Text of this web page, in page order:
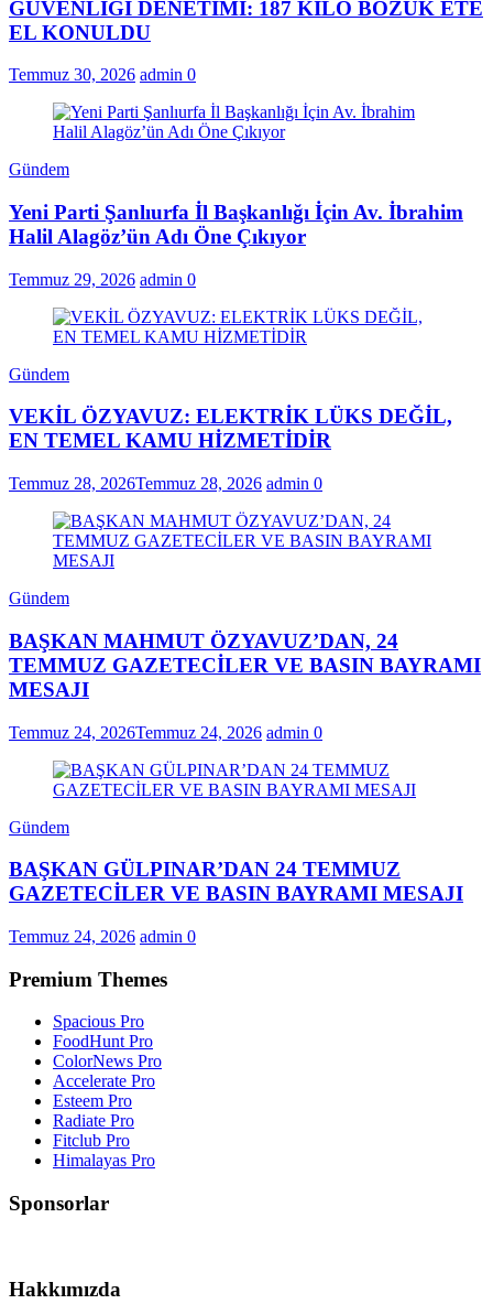
GÜVENLİĞİ DENETİMİ: 187 KİLO BOZUK ETE
EL KONULDU
Temmuz 30, 2026 admin 0
Gündem
Yeni Parti Şanlıurfa İl Başkanlığı İçin Av. İbrahim
Halil Alagöz’ün Adı Öne Çıkıyor
Temmuz 29, 2026 admin 0
Gündem
VEKİL ÖZYAVUZ: ELEKTRİK LÜKS DEĞİL,
EN TEMEL KAMU HİZMETİDİR
Temmuz 28, 2026Temmuz 28, 2026 admin 0
Gündem
BAŞKAN MAHMUT ÖZYAVUZ’DAN, 24
TEMMUZ GAZETECİLER VE BASIN BAYRAMI
MESAJI
Temmuz 24, 2026Temmuz 24, 2026 admin 0
Gündem
BAŞKAN GÜLPINAR’DAN 24 TEMMUZ
GAZETECİLER VE BASIN BAYRAMI MESAJI
Temmuz 24, 2026 admin 0
Premium Themes
Spacious Pro
FoodHunt Pro
ColorNews Pro
Accelerate Pro
Esteem Pro
Radiate Pro
Fitclub Pro
Himalayas Pro
Sponsorlar
Hakkımızda